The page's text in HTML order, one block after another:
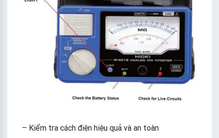
– Kiểm tra cách điện hiệu quả và an toàn